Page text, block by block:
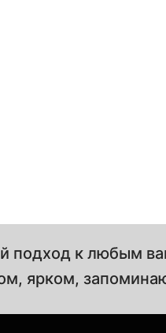
подход к любым
ярком,